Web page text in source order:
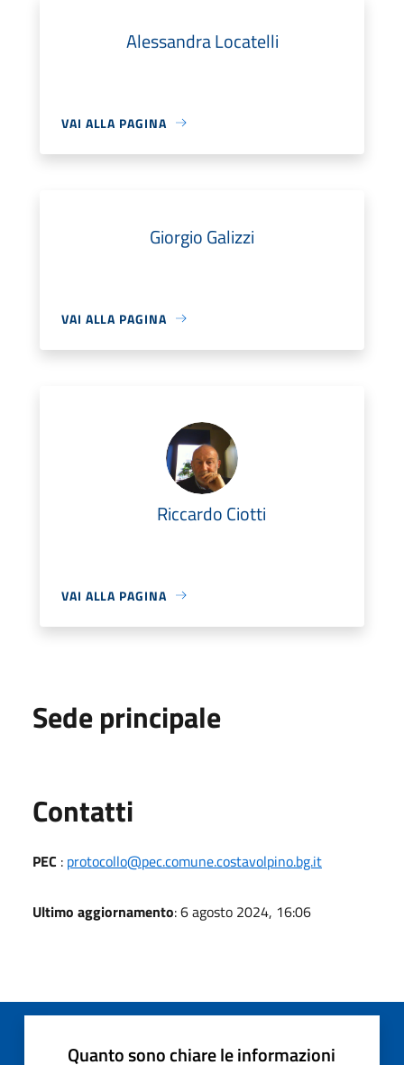
Alessandra Locatelli
VAI ALLA PAGINA
Giorgio Galizzi
VAI ALLA PAGINA
Riccardo Ciotti
VAI ALLA PAGINA
Sede principale
Contatti
PEC : protocollo@pec.comune.costavolpino.bg.it
Ultimo aggiornamento: 6 agosto 2024, 16:06
Quanto sono chiare le informazioni